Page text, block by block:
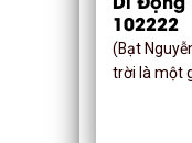
102222
(Bạt
trời là một